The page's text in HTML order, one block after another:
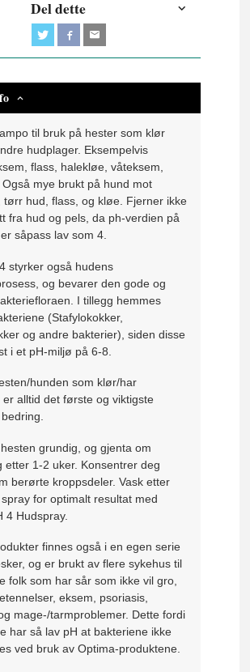
Del dette
til bruk på hester som klør
hudplager. Eksempelvis
flass, halekløe, våteksem,
mye brukt på hund mot
tørr hud, flass, og kløe. Fjerner ikke
fra hud og pels, da ph-verdien på
såpass lav som 4.
styrker også hudens
og bevarer den gode og
I tillegg hemmes
(Stafylokokker,
og andre bakterier), siden disse
i et pH-miljø på 6-8.
hunden som klør/har
er alltid det første og viktigste
grundig, og gjenta om
etter 1-2 uker. Konsentrer deg
berørte kroppsdeler. Vask etter
for optimalt resultat med
4 Hudspray.
finnes også i en egen serie
og er brukt av flere sykehus til
folk som har sår som ikke vil gro,
eksem, psoriasis,
mage-/tarmproblemer. Dette fordi
har så lav pH at bakteriene ikke
ved bruk av Optima-produktene.